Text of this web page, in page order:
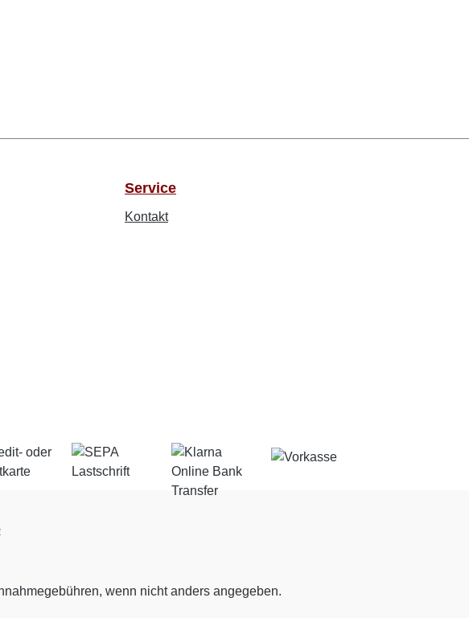
Service
Kontakt
wenn nicht anders angegeben.